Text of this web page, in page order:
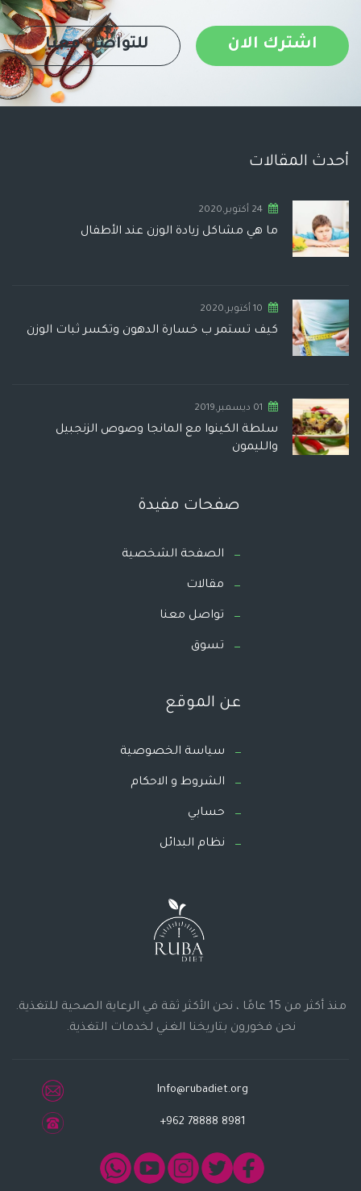
اشترك الان للتواصل معنا
أحدث المقالات
24 أكتوبر,2020
ما هي مشاكل زيادة الوزن عند الأطفال
10 أكتوبر,2020
كيف تستمر ب خسارة الدهون وتكسر ثبات الوزن
01 ديسمبر,2019
سلطة الكينوا مع المانجا وصوص الزنجبيل
والليمون
صفحات مفيدة
الصفحة الشخصية
مقالات
تواصل معنا
تسوق
عن الموقع
سياسة الخصوصية
الشروط و الاحكام
حسابي
نظام البدائل
منذ أكثر من 15 عامًا ، نحن الأكثر ثقة في الرعاية الصحية للتغذية.
نحن فخورون بتاريخنا الغني لخدمات التغذية.
Info@rubadiet.org
+962 78888 8981